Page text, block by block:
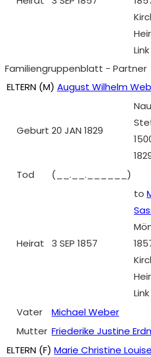
Familiengruppenblatt - Partner
ELTERN (M) August Wilhelm
Geburt 20 JAN 1829
Tod
(__.__.______)
Heirat 3 SEP 1857
to
Vater
Michael Weber
Mutter Friederike Justine
ELTERN (F) Marie Christine